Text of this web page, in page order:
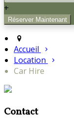
+
Accueil
Location
Car Hire
Contact